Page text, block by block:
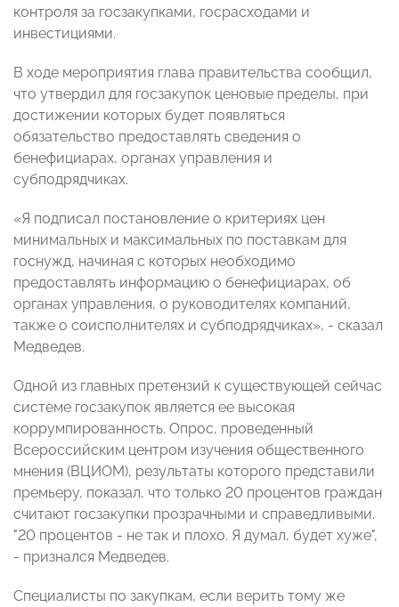
контроля за госзакупками, госрасходами и
инвестициями.
В ходе мероприятия глава правительства сообщил,
что утвердил для госзакупок ценовые пределы, при
достижении которых будет появляться
обязательство предоставлять сведения о
бенефициарах, органах управления и
субподрядчиках.
«Я подписал постановление о критериях цен
минимальных и максимальных по поставкам для
госнужд, начиная с которых необходимо
предоставлять информацию о бенефициарах, об
органах управления, о руководителях компаний,
также о соисполнителях и субподрядчиках», - сказал
Медведев.
Одной из главных претензий к существующей сейчас
системе госзакупок является ее высокая
коррумпированность. Опрос, проведенный
Всероссийским центром изучения общественного
мнения (ВЦИОМ), результаты которого представили
премьеру, показал, что только 20 процентов граждан
считают госзакупки прозрачными и справедливыми.
"20 процентов - не так и плохо. Я думал, будет хуже",
- признался Медведев.
Специалисты по закупкам, если верить тому же